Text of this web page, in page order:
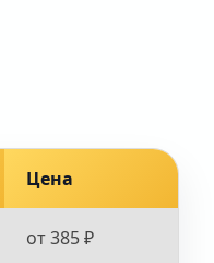
Цена
от 385 ₽